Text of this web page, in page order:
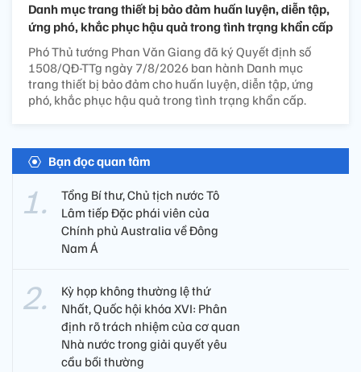
Danh mục trang thiết bị bảo đảm huấn luyện, diễn tập,
ứng phó, khắc phục hậu quả trong tình trạng khẩn cấp
Phó Thủ tướng Phan Văn Giang đã ký Quyết định số
1508/QĐ-TTg ngày 7/8/2026 ban hành Danh mục
trang thiết bị bảo đảm cho huấn luyện, diễn tập, ứng
phó, khắc phục hậu quả trong tình trạng khẩn cấp.
Bạn đọc quan tâm
Tổng Bí thư, Chủ tịch nước Tô
Lâm tiếp Đặc phái viên của
Chính phủ Australia về Đông
Nam Á
Kỳ họp không thường lệ thứ
Nhất, Quốc hội khóa XVI: Phân
định rõ trách nhiệm của cơ quan
Nhà nước trong giải quyết yêu
cầu bồi thường